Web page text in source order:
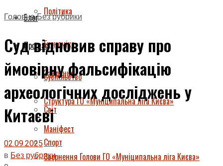
Блог
Про нас
Завдання
Структура ГО «Муніципальна ліга Києва»
Маніфест
Звернення Голови ГО «Муніципальна ліга Києва»
Політика
Економіка
Суспільство
Світ
Спорт
ГоловнаБез рубрики
Суд відновив справу про
ймовірну фальсифікацію
археологічних досліджень у
Китаєві
02.09.2025
в Без рубрики